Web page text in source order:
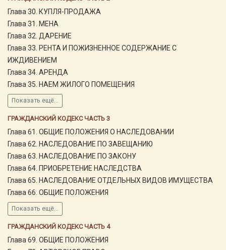
Глава 30. КУПЛЯ-ПРОДАЖА
Глава 31. МЕНА
Глава 32. ДАРЕНИЕ
Глава 33. РЕНТА И ПОЖИЗНЕННОЕ СОДЕРЖАНИЕ С
ИЖДИВЕНИЕМ
Глава 34. АРЕНДА
Глава 35. НАЕМ ЖИЛОГО ПОМЕЩЕНИЯ
Показать ещё...
ГРАЖДАНСКИЙ КОДЕКС ЧАСТЬ 3
Глава 61. ОБЩИЕ ПОЛОЖЕНИЯ О НАСЛЕДОВАНИИ
Глава 62. НАСЛЕДОВАНИЕ ПО ЗАВЕЩАНИЮ
Глава 63. НАСЛЕДОВАНИЕ ПО ЗАКОНУ
Глава 64. ПРИОБРЕТЕНИЕ НАСЛЕДСТВА
Глава 65. НАСЛЕДОВАНИЕ ОТДЕЛЬНЫХ ВИДОВ ИМУЩЕСТВА
Глава 66. ОБЩИЕ ПОЛОЖЕНИЯ
Показать ещё...
ГРАЖДАНСКИЙ КОДЕКС ЧАСТЬ 4
Глава 69. ОБЩИЕ ПОЛОЖЕНИЯ